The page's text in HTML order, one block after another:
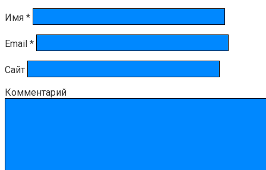
Имя *
Email *
Сайт
Комментарий